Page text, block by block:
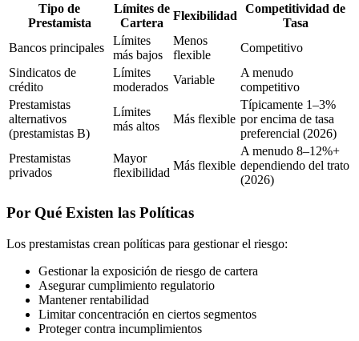
Tipo de
Prestamista
Límites de
Cartera
Flexibilidad
Competitividad de
Tasa
Bancos principales
Límites
más bajos
Menos
flexible
Competitivo
Sindicatos de
crédito
Límites
moderados
Variable
A menudo
competitivo
Prestamistas
alternativos
(prestamistas B)
Límites
más altos
Más flexible
Típicamente 1–3%
por encima de tasa
preferencial (2026)
Prestamistas
privados
Mayor
flexibilidad
Más flexible
A menudo 8–12%+
dependiendo del trato
(2026)
Por Qué Existen las Políticas
Los prestamistas crean políticas para gestionar el riesgo:
Gestionar la exposición de riesgo de cartera
Asegurar cumplimiento regulatorio
Mantener rentabilidad
Limitar concentración en ciertos segmentos
Proteger contra incumplimientos